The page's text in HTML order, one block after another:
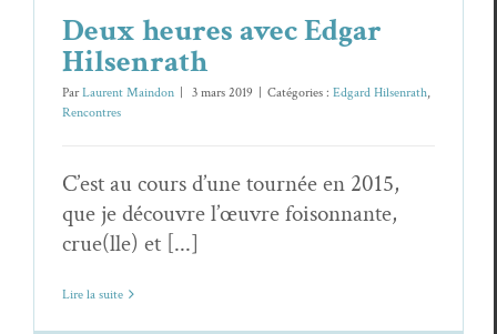
Deux heures avec Edgar
Hilsenrath
ParLaurent Maindon | 3 mars 2019 | Catégories : Edgard Hilsenrath,
Rencontres
C’est au cours d’une tournée en 2015,
que je découvre l’œuvre foisonnante,
crue(lle) et [...]
Lire la suite